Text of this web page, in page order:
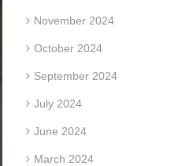
November 2024
October 2024
September 2024
July 2024
June 2024
March 2024